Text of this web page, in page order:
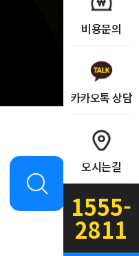
비용문의
카카오톡 상담
오시는길
1555-
2811